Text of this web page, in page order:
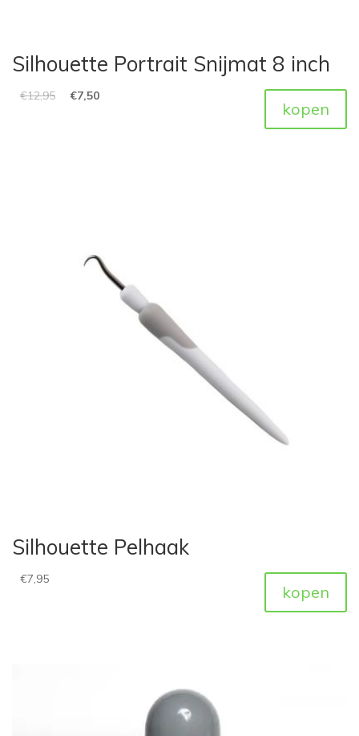
Silhouette Portrait Snijmat 8 inch
€12,95 €7,50
kopen
Silhouette Pelhaak
€7,95
kopen